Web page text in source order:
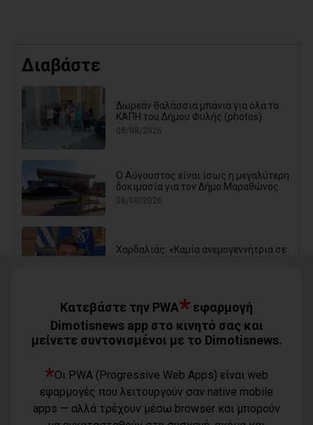
Διαβάστε
Δωρεάν θαλάσσια μπάνια για όλα τα
ΚΑΠΗ του Δήμου Φυλής (photos)
08/08/2026
Ο Αύγουστος είναι ίσως η μεγαλύτερη
δοκιμασία για τον Δήμο Μαραθώνος
08/08/2026
Χαρδαλιάς: «Καμία ανεμογεννήτρια σε
Με τη συνδρομή του Δήμου Αθηναίων
08/08/2026
Μπουρνούς: «Σχέδια Πόλης: Οι
Κατεβάστε την PWA* εφαρμογή
Dimotisnews app στο κινητό σας και
μείνετε συντονισμένοι με το Dimotisnews.
*Οι PWA (Progressive Web Apps) είναι web
εφαρμογές που λειτουργούν σαν native mobile
apps — αλλά τρέχουν μέσω browser και μπορούν